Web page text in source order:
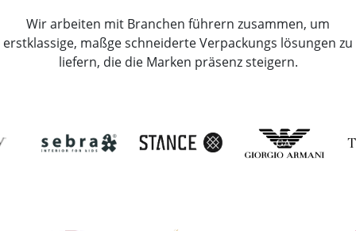
Wir arbeiten mit Branchen führern zusammen, um
erstklassige, maßge schneiderte Verpackungs lösungen zu
liefern, die die Marken präsenz steigern.